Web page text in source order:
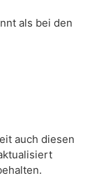
als bei den
auch diesen